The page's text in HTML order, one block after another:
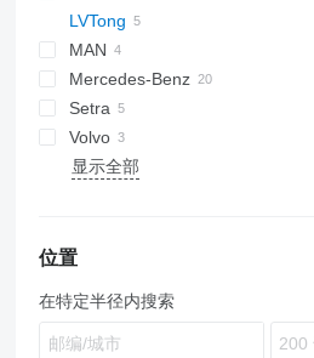
Crossway
Daily
Evadys
Mago
Novo
Visigo
LVTong
MAN
IRIZAR
Mercedes-Benz
Integro
O-series
Sprinter
Navigo
Setra
S-series
Prestij
Futura
Volvo
显示全部
位置
在特定半径内搜索